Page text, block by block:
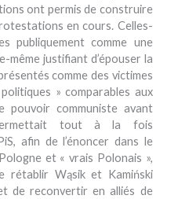
ont permis de construire
en cours. Celles-
publiquement comme une
même justifiant d’épouser la
comme des victimes
» comparables aux
pouvoir communiste avant
tout à la fois
afin de l’énoncer dans le
et « vrais Polonais »,
rétablir Wąsik et Kamiński
de reconvertir en alliés de